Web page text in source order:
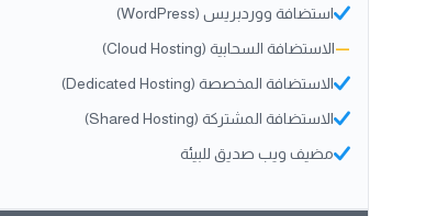
استضافة ووردبريس (WordPress)
—الاستضافة السحابية (Cloud Hosting)
الاستضافة المخصصة (Dedicated Hosting)
الاستضافة المشتركة (Shared Hosting)
مضيف ويب صديق للبيئة